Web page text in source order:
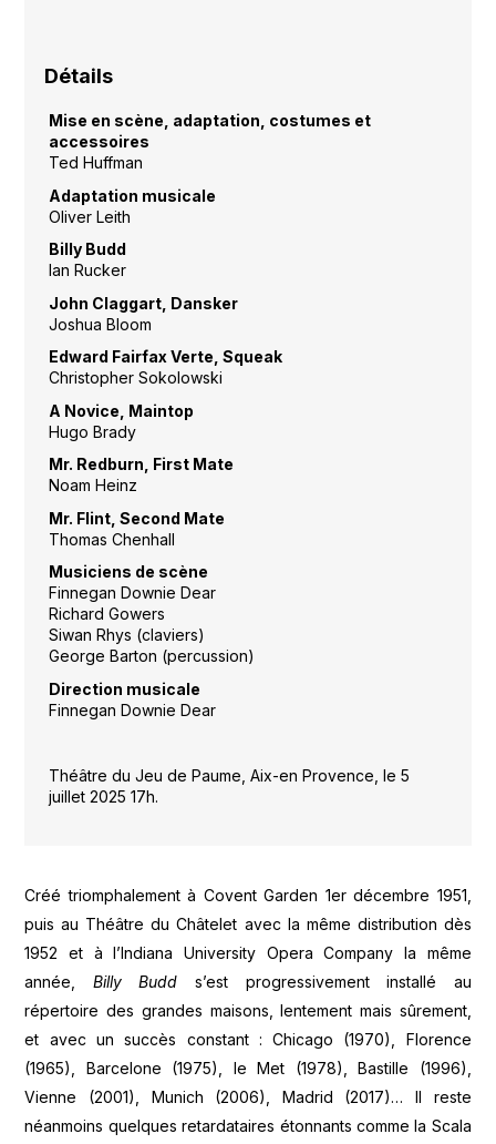
Détails
Mise en scène, adaptation, costumes et
accessoires
Ted Huffman
Adaptation musicale
Oliver Leith
Billy Budd
Ian Rucker
John Claggart, Dansker
Joshua Bloom
Edward Fairfax Verte, Squeak
Christopher Sokolowski
A Novice, Maintop
Hugo Brady
Mr. Redburn, First Mate
Noam Heinz
Mr. Flint, Second Mate
Thomas Chenhall
Musiciens de scène
Finnegan Downie Dear
Richard Gowers
Siwan Rhys (claviers)
George Barton (percussion)
Direction musicale
Finnegan Downie Dear
Théâtre du Jeu de Paume, Aix-en Provence, le 5
juillet 2025 17h.
Créé triomphalement à Covent Garden 1er décembre 1951,
puis au Théâtre du Châtelet avec la même distribution dès
1952 et à l’Indiana University Opera Company la même
année, Billy Budd s’est progressivement installé au
répertoire des grandes maisons, lentement mais sûrement,
et avec un succès constant : Chicago (1970), Florence
(1965), Barcelone (1975), le Met (1978), Bastille (1996),
Vienne (2001), Munich (2006), Madrid (2017)… Il reste
néanmoins quelques retardataires étonnants comme la Scala